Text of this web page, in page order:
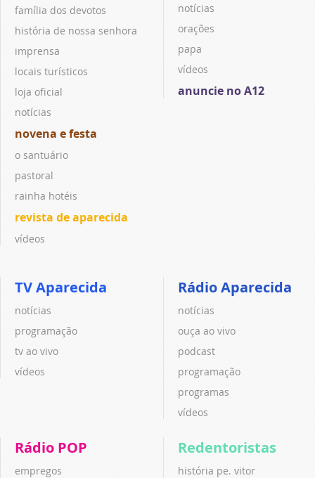
família dos devotos
história de nossa senhora
imprensa
locais turísticos
loja oficial
notícias
novena e festa
o santuário
pastoral
rainha hotéis
revista de aparecida
vídeos
notícias
orações
papa
vídeos
anuncie no A12
TV Aparecida
notícias
programação
tv ao vivo
vídeos
Rádio Aparecida
notícias
ouça ao vivo
podcast
programação
programas
vídeos
Rádio POP
empregos
Redentoristas
história pe. vitor